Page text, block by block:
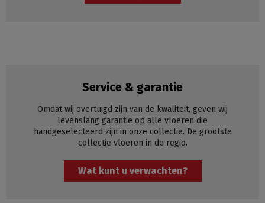
Service & garantie
Omdat wij overtuigd zijn van de kwaliteit, geven wij
levenslang garantie op alle vloeren die
handgeselecteerd zijn in onze collectie. De grootste
collectie vloeren in de regio.
Wat kunt u verwachten?